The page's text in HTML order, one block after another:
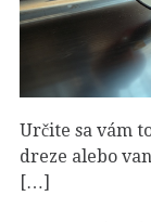
Určite sa vám
dreze alebo
[…]